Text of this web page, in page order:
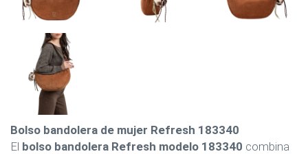
Bolso bandolera de mujer Refresh 183340
El bolso bandolera Refresh modelo 183340 combina